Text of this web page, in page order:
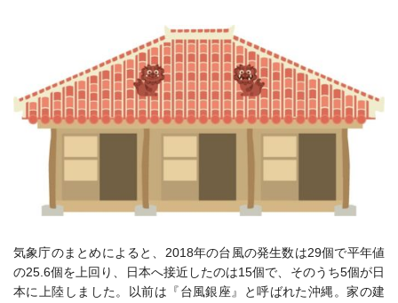
気象庁のまとめによると、2018年の台風の発生数は29個で平年値
の25.6個を上回り、日本へ接近したのは15個で、そのうち5個が日
本に上陸しました。以前は『台風銀座』と呼ばれた沖縄。家の建